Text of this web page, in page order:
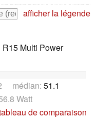
afficher la légende
Multi Power
médian: 51.1
Watt
de comparaison